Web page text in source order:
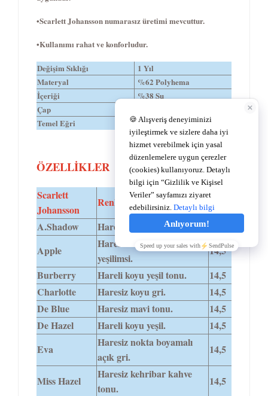
•Scarlett Johansson numarasız üretimi mevcuttur.
•Kullanımı rahat ve konforludur.
Değişim Sıklığı
1 Yıl
Materyal
%62 Polyhema
İçeriği
%38 Su
Çap
Temel Eğri
14,5
TEMEL
ÖZELLİKLER
Scarlett
Johansson
Renk Tonu
Dıa
A.Shadow
Hareli duman rengi.
Apple
Haresiz açık gri ,hafif
yeşilimsi.
14,5
Burberry
Hareli koyu yeşil tonu.
14,5
Charlotte
Haresiz koyu gri.
14,5
De Blue
Haresiz mavi tonu.
14,5
De Hazel
Hareli koyu yeşil.
14,5
Eva
Haresiz nokta boyamalı
açık gri.
14,5
Miss Hazel
Haresiz kehribar kahve
tonu.
14,5